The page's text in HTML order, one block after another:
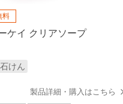
料
ケイ クリアソープ
けん
製品詳細・購入はこちら